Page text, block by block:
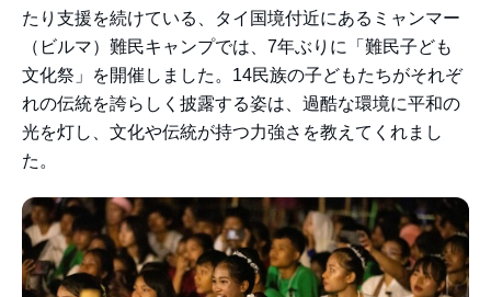
たり支援を続けている、タイ国境付近にあるミャンマー
（ビルマ）難民キャンプでは、7年ぶりに「難民子ども
文化祭」を開催しました。14民族の子どもたちがそれぞ
れの伝統を誇らしく披露する姿は、過酷な環境に平和の
光を灯し、文化や伝統が持つ力強さを教えてくれまし
た。